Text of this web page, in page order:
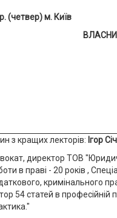
(четвер) м. Київ
з кращих лекторів: Ігор
директор ТОВ
в праві - 20 років ,
кримінального
54 статей в професійній